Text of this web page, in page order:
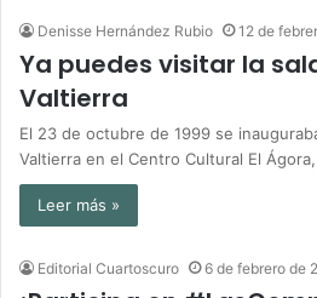
Denisse Hernández Rubio 12 de
Ya puedes visitar la
Valtierra
El 23 de octubre de 1999 se
Valtierra en el Centro Cultural El
Leer más »
Editorial Cuartoscuro 6 de febrero de